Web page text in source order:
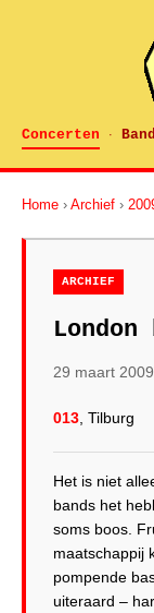
Concerten ·
Home › Archief ›
ARCHIEF
29 maart 2009
013 , Tilburg
Het is niet
bands het
soms boos.
maatschappij
pompende
uiteraard –